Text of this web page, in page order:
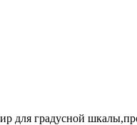
для градусной